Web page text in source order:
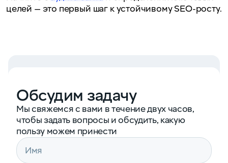
целей — это первый шаг к устойчивому SEO-росту.
Обсудим задачу
Мы свяжемся с вами в течение двух часов,
чтобы задать вопросы и обсудить, какую
пользу можем принести